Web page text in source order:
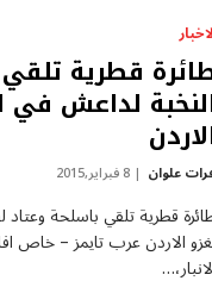
قطرية
لداعش في
علوان 8 فبراير,2015
قطرية تلقي باسلحة
الاردن عرب تايمز – خاص